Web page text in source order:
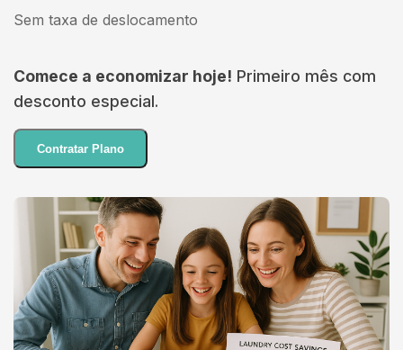
Sem taxa de deslocamento
Comece a economizar hoje! Primeiro mês com
desconto especial.
Contratar Plano